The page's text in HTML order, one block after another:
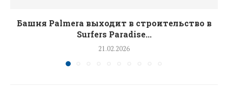
Башня Palmera выходит в строительство в
Surfers Paradise...
21.02.2026